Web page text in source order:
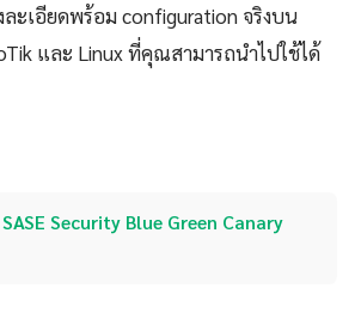
ละเอียดพร้อม configuration จริงบน
และ Linux ที่คุณสามารถนำไปใช้ได้
SASE Security Blue Green Canary